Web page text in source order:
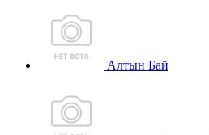
Алтын Бай